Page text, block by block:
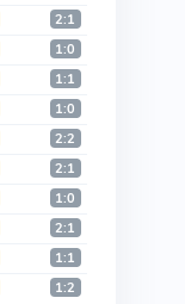
2:1
1:0
1:1
1:0
2:2
2:1
1:0
2:1
1:1
1:2